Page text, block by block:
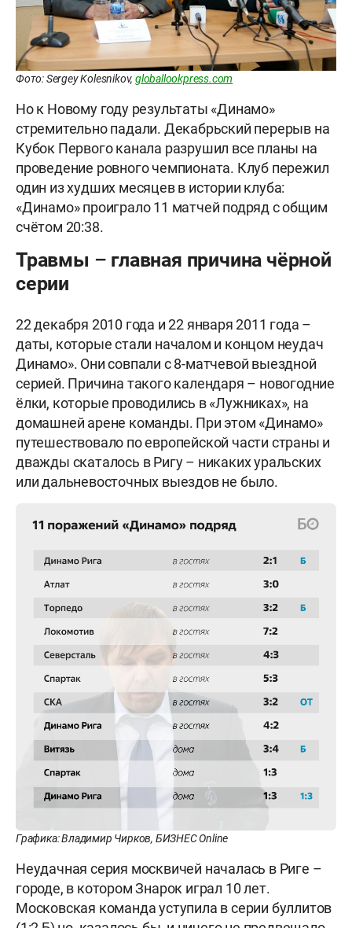
Фото: Sergey Kolesnikov,globallookpress.com
Но к Новому году результаты «Динамо»
стремительно падали. Декабрьский перерыв на
Кубок Первого канала разрушил все планы на
проведение ровного чемпионата. Клуб пережил
один из худших месяцев в истории клуба:
«Динамо» проиграло 11 матчей подряд с общим
счётом 20:38.
Травмы – главная причина чёрной
серии
22 декабря 2010 года и 22 января 2011 года –
даты, которые стали началом и концом неудач
Динамо». Они совпали с 8-матчевой выездной
серией. Причина такого календаря – новогодние
ёлки, которые проводились в «Лужниках», на
домашней арене команды. При этом «Динамо»
путешествовало по европейской части страны и
дважды скаталось в Ригу – никаких уральских
или дальневосточных выездов не было.
Графика: Владимир Чирков, БИЗНЕС Online
Неудачная серия москвичей началась в Риге –
городе, в котором Знарок играл 10 лет.
Московская команда уступила в серии буллитов